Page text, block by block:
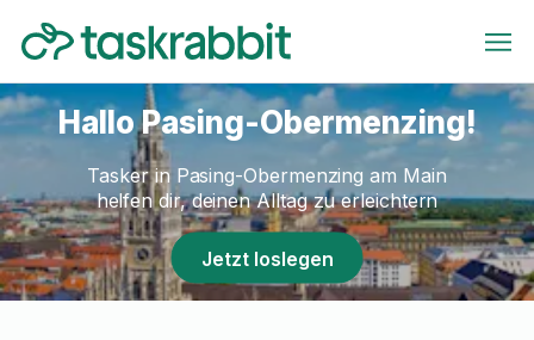
Hallo Pasing-Obermenzing!
Tasker in Pasing-Obermenzing am Main
helfen dir, deinen Alltag zu erleichtern
Jetzt loslegen